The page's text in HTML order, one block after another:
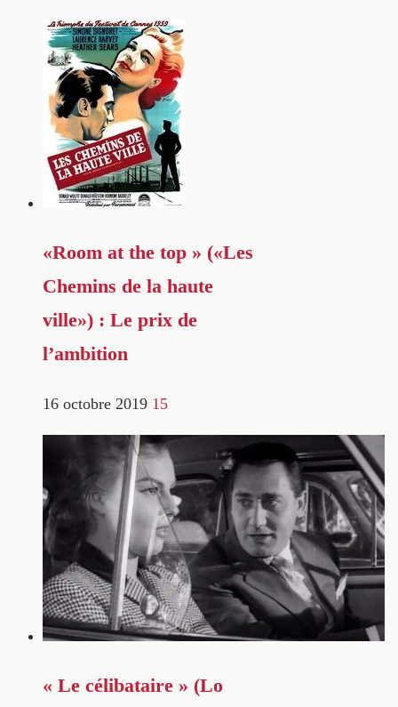
«Room at the top » («Les
Chemins de la haute
ville») : Le prix de
l’ambition
16 octobre 2019 15
« Le célibataire » (Lo